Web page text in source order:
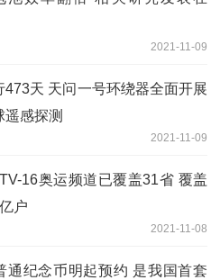
2021-11-09
473天 天问一号环绕器全面开展
遥感探测
2021-11-09
16奥运频道已覆盖31省 覆盖
户
2021-11-08
通纪念币明起预约 是我国首套